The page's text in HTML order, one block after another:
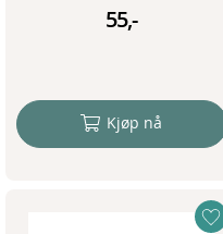
55,-
Kjøp nå